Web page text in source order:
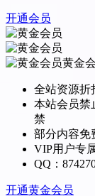
开通会员
黄金
全站资源折
本站会员禁
禁
部分内容免
VIP用户专
QQ：
开通黄金会员